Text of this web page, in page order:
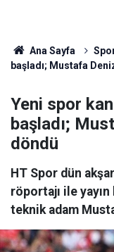
Ana Sayfa
başladı; Mustafa
Yeni spor
başladı;
döndü
HT Spor dün
röportajı ile yayın
teknik adam